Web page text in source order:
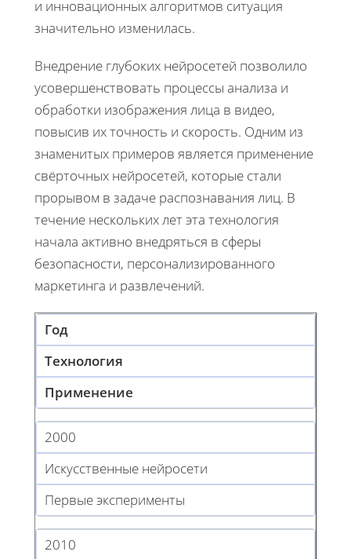
и инновационных алгоритмов ситуация
значительно изменилась.
Внедрение глубоких нейросетей позволило
усовершенствовать процессы анализа и
обработки изображения лица в видео,
повысив их точность и скорость. Одним из
знаменитых примеров является применение
свёрточных нейросетей, которые стали
прорывом в задаче распознавания лиц. В
течение нескольких лет эта технология
начала активно внедряться в сферы
безопасности, персонализированного
маркетинга и развлечений.
Год
Технология
Применение
2000
Искусственные нейросети
Первые эксперименты
2010